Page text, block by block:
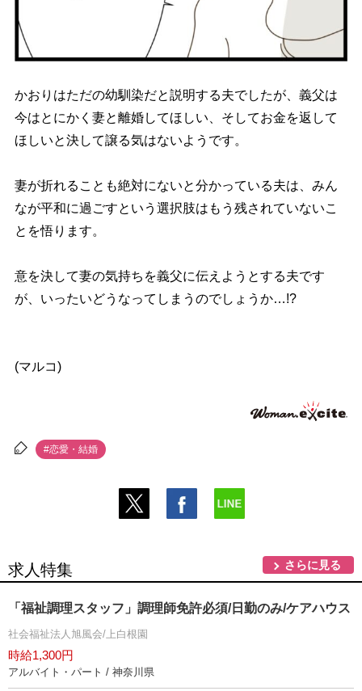
かおりはただの幼馴染だと説明する夫でしたが、義父は
今はとにかく妻と離婚してほしい、そしてお金を返して
ほしいと決して譲る気はないようです。
妻が折れることも絶対にないと分かっている夫は、みん
なが平和に過ごすという選択肢はもう残されていないこ
とを悟ります。
意を決して妻の気持ちを義父に伝えようとする夫です
が、いったいどうなってしまうのでしょうか…!?
(マルコ)
#恋愛・結婚
求人特集 さらに見る
「福祉調理スタッフ」調理師免許必須/日勤のみ/ケアハウス
社会福祉法人旭風会/上白根園
時給1,300円
アルバイト・パート / 神奈川県